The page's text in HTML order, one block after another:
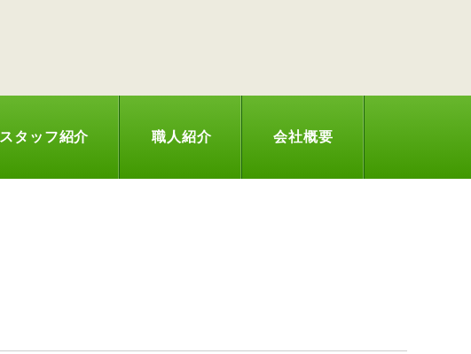
スタッフ紹介 職人紹介 会社概要